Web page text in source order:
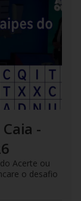
-
Acerte ou
o desafio